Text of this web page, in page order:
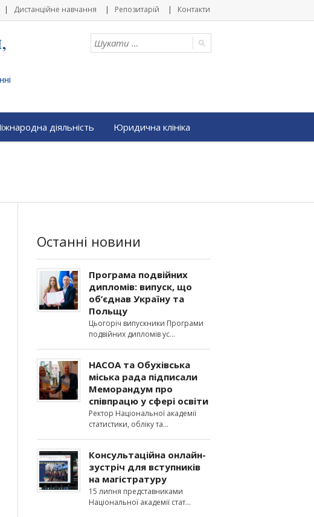
Дистанційне навчання Репозитарій Контакти
діяльність Юридична клініка
Останні новини
Програма подвійних
дипломів: випуск, що
об’єднав Україну та
Польщу
Цьогоріч випускники Програми
подвійних дипломів ус
НАСОА та Обухівська
міська рада підписали
Меморандум про
співпрацю у сфері освіти
Ректор Національної академії
статистики, обліку та
Консультаційна онлайн-
зустріч для вступників
на магістратуру
15 липня представниками
Національної академії стат